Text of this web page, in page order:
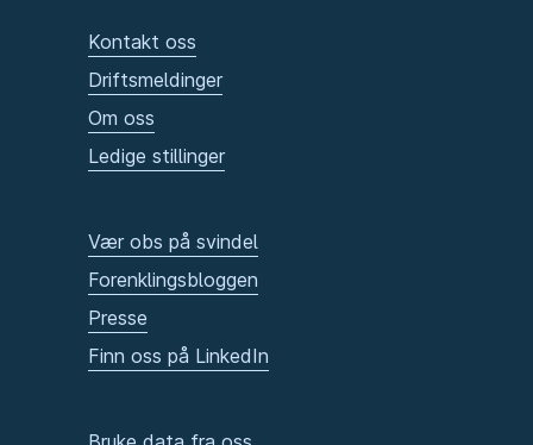
Kontakt oss
Driftsmeldinger
Om oss
Ledige stillinger
Vær obs på svindel
Forenklingsbloggen
Presse
Finn oss på LinkedIn